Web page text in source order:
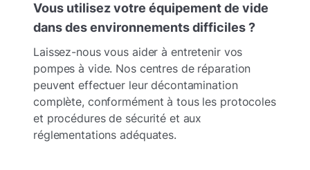
Vous utilisez votre équipement de vide
dans des environnements difficiles ?
Laissez-nous vous aider à entretenir vos
pompes à vide. Nos centres de réparation
peuvent effectuer leur décontamination
complète, conformément à tous les protocoles
et procédures de sécurité et aux
réglementations adéquates.